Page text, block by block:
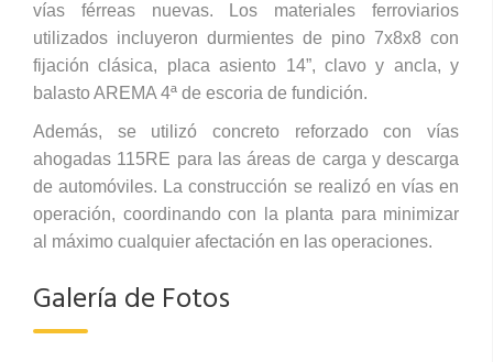
vías férreas nuevas. Los materiales ferroviarios
utilizados incluyeron durmientes de pino 7x8x8 con
fijación clásica, placa asiento 14”, clavo y ancla, y
balasto AREMA 4ª de escoria de fundición.
Además, se utilizó concreto reforzado con vías
ahogadas 115RE para las áreas de carga y descarga
de automóviles. La construcción se realizó en vías en
operación, coordinando con la planta para minimizar
al máximo cualquier afectación en las operaciones.
Galería de Fotos